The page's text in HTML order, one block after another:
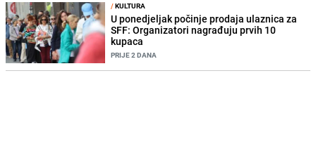
/KULTURA
U ponedjeljak počinje prodaja ulaznica za
SFF: Organizatori nagrađuju prvih 10
kupaca
PRIJE 2 DANA